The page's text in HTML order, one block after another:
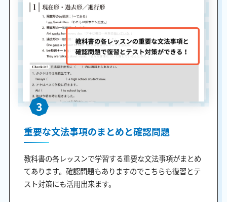
3
重要な文法事項のまとめと確認問題
教科書の各レッスンで学習する重要な文法事項がまとめ
てあります。確認問題もありますのでこちらも復習とテ
スト対策にも活用出来ます。